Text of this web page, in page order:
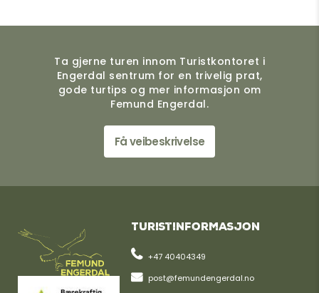
Ta gjerne turen innom Turistkontoret i
Engerdal sentrum for en trivelig prat,
gode turtips og mer informasjon om
Femund Engerdal.
Få veibeskrivelse
Turistinformasjon
+47 40404349
post@femundengerdal.no